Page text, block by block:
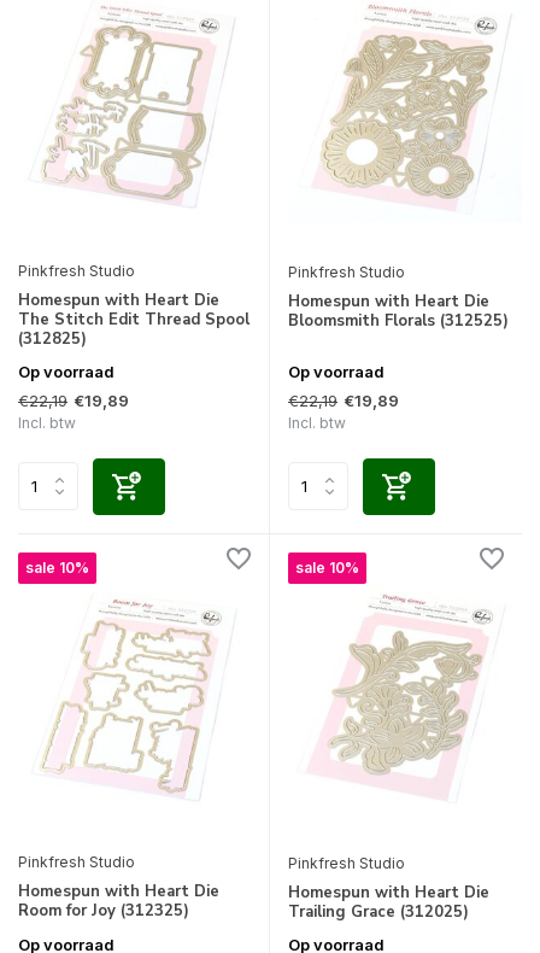
Pinkfresh Studio
Homespun with Heart Die
The Stitch Edit Thread Spool
(312825)
Op voorraad
€22,19 €19,89
Incl. btw
Pinkfresh Studio
Homespun with Heart Die
Bloomsmith Florals (312525)
Op voorraad
€22,19 €19,89
Incl. btw
sale 10%
Pinkfresh Studio
Homespun with Heart Die
Room for Joy (312325)
Op voorraad
sale 10%
Pinkfresh Studio
Homespun with Heart Die
Trailing Grace (312025)
Op voorraad